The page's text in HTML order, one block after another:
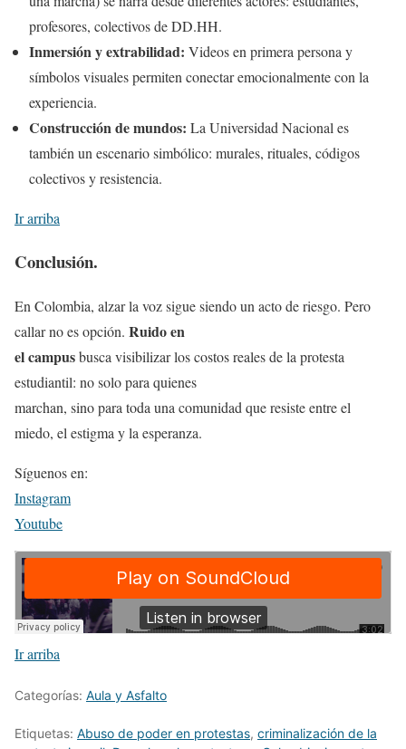
profesores, colectivos de DD.HH.
Inmersión y extrabilidad: Videos en primera persona y
símbolos visuales permiten conectar emocionalmente con la
experiencia.
Construcción de mundos: La Universidad Nacional es
también un escenario simbólico: murales, rituales, códigos
colectivos y resistencia.
Ir arriba
Conclusión.
En Colombia, alzar la voz sigue siendo un acto de riesgo. Pero
callar no es opción. Ruido en
el campusbusca visibilizar los costos reales de la protesta
estudiantil: no solo para quienes
marchan, sino para toda una comunidad que resiste entre el
miedo, el estigma y la esperanza.
Síguenos en:
Instagram
Youtube
Ir arriba
Categorías: Aula y Asfalto
Etiquetas: Abuso de poder en protestas, criminalización de la